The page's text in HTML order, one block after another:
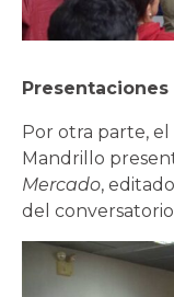
Presentaciones
Por otra parte,
Mandrillo
Mercado,
del